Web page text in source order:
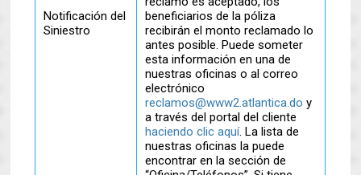
Notificación del
Siniestro
beneficiarios de la póliza
recibirán el monto reclamado lo
antes posible. Puede someter
esta información en una de
nuestras oficinas o al correo
electrónico
reclamos@www2.atlantica.do y
a través del portal del cliente
haciendo clic aquí. La lista de
nuestras oficinas la puede
encontrar en la sección de